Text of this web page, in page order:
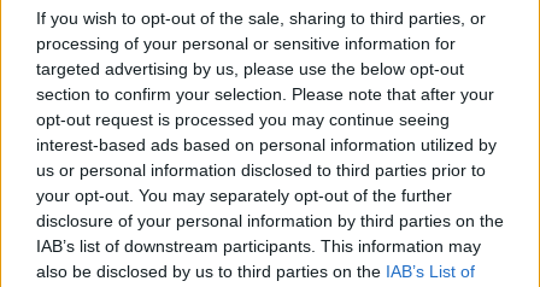
If you wish to opt-out of the sale, sharing to third parties, or
processing of your personal or sensitive information for
targeted advertising by us, please use the below opt-out
section to confirm your selection. Please note that after your
opt-out request is processed you may continue seeing
interest-based ads based on personal information utilized by
us or personal information disclosed to third parties prior to
your opt-out. You may separately opt-out of the further
disclosure of your personal information by third parties on the
IAB’s list of downstream participants. This information may
also be disclosed by us to third parties on the IAB’s List of
• Την 4.10.2013 το βράδυ, στη Σπάρτη, μπήκαν
σε οικία ηλικιωμένου ημεδαπού και με τη χρήση